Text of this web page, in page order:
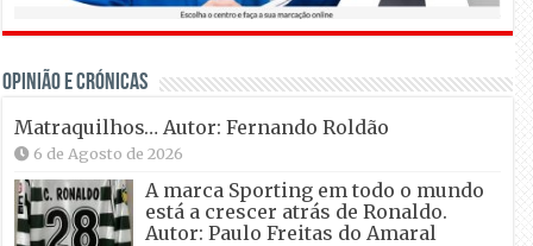
OPINIÃO E CRÓNICAS
Matraquilhos… Autor: Fernando Roldão
6 de Agosto de 2026
A marca Sporting em todo o mundo
está a crescer atrás de Ronaldo.
Autor: Paulo Freitas do Amaral